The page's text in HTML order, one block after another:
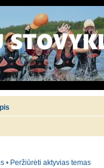
• Peržiūrėti aktyvias temas